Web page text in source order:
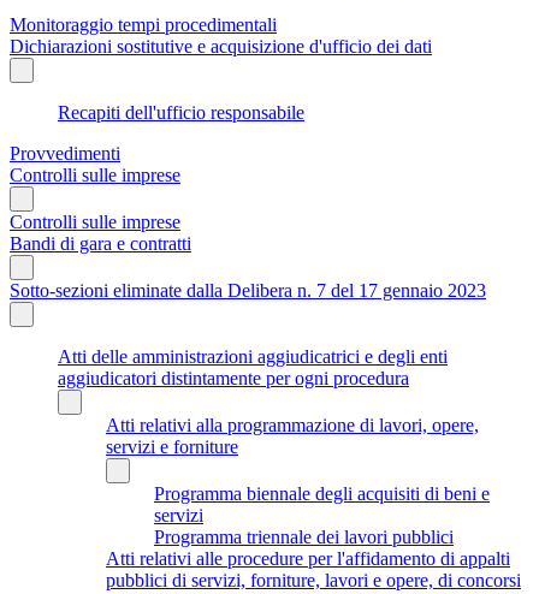
Monitoraggio tempi procedimentali
Dichiarazioni sostitutive e acquisizione d'ufficio dei dati
Recapiti dell'ufficio responsabile
Provvedimenti
Controlli sulle imprese
Controlli sulle imprese
Bandi di gara e contratti
Sotto-sezioni eliminate dalla Delibera n. 7 del 17 gennaio 2023
Atti delle amministrazioni aggiudicatrici e degli enti
aggiudicatori distintamente per ogni procedura
Atti relativi alla programmazione di lavori, opere,
servizi e forniture
Programma biennale degli acquisiti di beni e
servizi
Programma triennale dei lavori pubblici
Atti relativi alle procedure per l'affidamento di appalti
pubblici di servizi, forniture, lavori e opere, di concorsi